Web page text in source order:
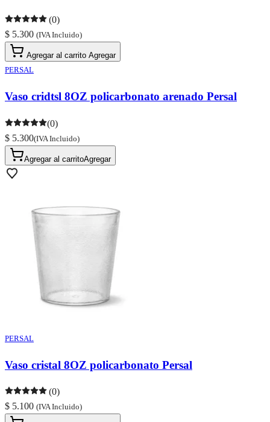
(0)
$ 5.300 (IVA Incluido)
Agregar al carrito Agregar
PERSAL
Vaso cridtsl 8OZ policarbonato arenado Persal
(0)
$ 5.300(IVA Incluido)
Agregar al carritoAgregar
PERSAL
Vaso cristal 8OZ policarbonato Persal
(0)
$ 5.100 (IVA Incluido)